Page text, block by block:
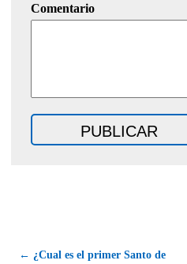
Comentario
← ¿Cual es el primer Santo de